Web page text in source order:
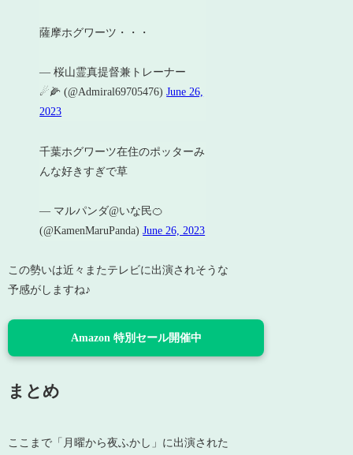
薩摩ホグワーツ・・・
— 桜山霊真提督兼トレーナー
☄🌽 (@Admiral69705476)June 26,
2023
千葉ホグワーツ在住のポッターみ
んな好きすぎで草
— マルパンダ@いな民🍊
(@KamenMaruPanda)June 26, 2023
この勢いは近々またテレビに出演されそうな
予感がしますね♪
Amazon 特別セール開催中
まとめ
ここまで「月曜から夜ふかし」に出演された